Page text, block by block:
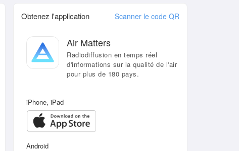
Obtenez l'application Scanner le code QR
Air Matters
Radiodiffusion en temps réel
d'informations sur la qualité de l'air
pour plus de 180 pays.
iPhone, iPad
Android